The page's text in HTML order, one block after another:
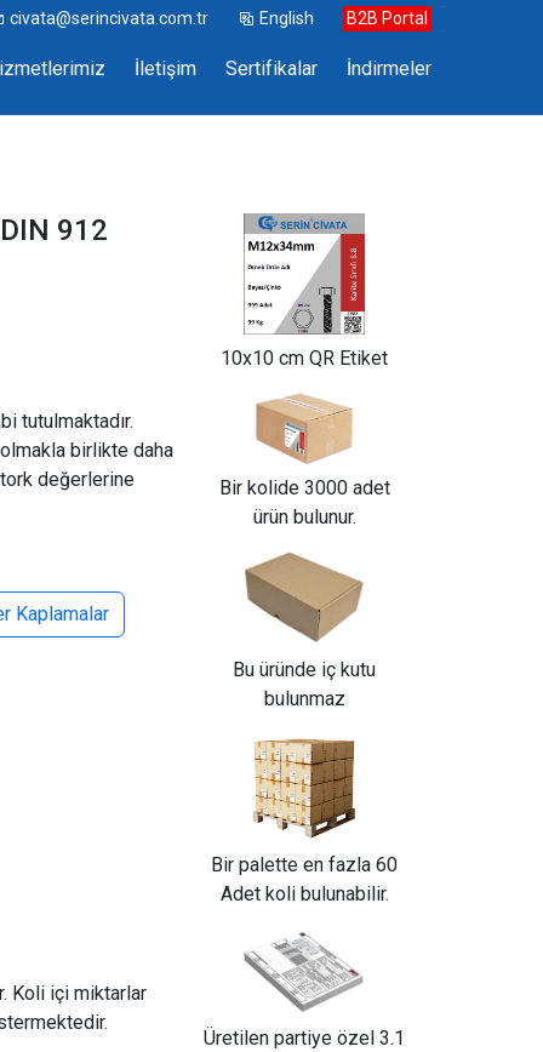
civata@serincivata.com.tr English B2B Portal
İletişim Sertifikalar İndirmeler
10x10 cm QR Etiket
Bir kolide 3000 adet
ürün bulunur.
Bu üründe iç kutu
bulunmaz
Bir palette en fazla 60
Adet koli bulunabilir.
Üretilen partiye özel 3.1
912
tutulmaktadır.
birlikte daha
değerlerine
Kaplamalar
Koli içi miktarlar